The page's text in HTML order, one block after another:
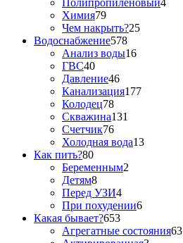
Полипропиленовый4
Химия79
Чем накрыть?25
Водоснабжение578
Анализ воды16
ГВС40
Давление46
Канализация177
Колодец78
Скважина131
Счетчик76
Холодная вода13
Как пить?80
Беременным2
Детям8
Перед УЗИ4
При похудении6
Какая бывает?653
Агрегатные состояния63